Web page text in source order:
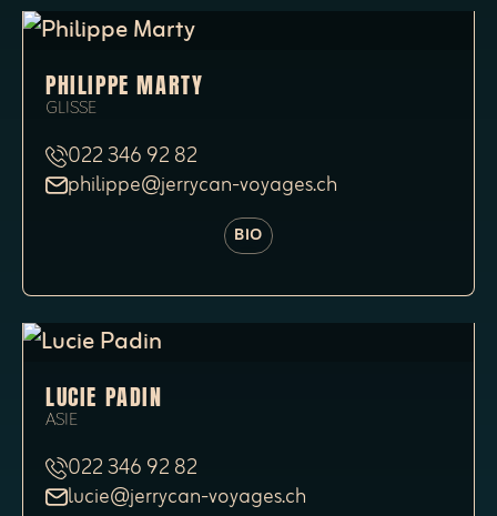
PHILIPPE MARTY
GLISSE
022 346 92 82
philippe@jerrycan-voyages.ch
BIO
LUCIE PADIN
ASIE
022 346 92 82
lucie@jerrycan-voyages.ch